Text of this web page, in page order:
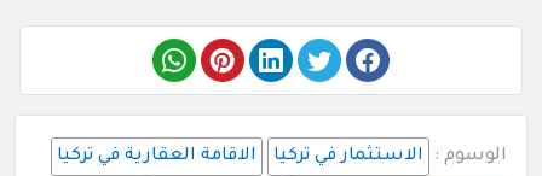
الوسوم : الاستثمار في تركيا الاقامة العقارية في تركيا